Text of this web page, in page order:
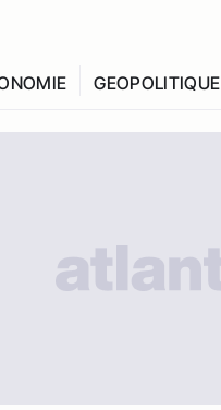
GEOPOLITIQUE